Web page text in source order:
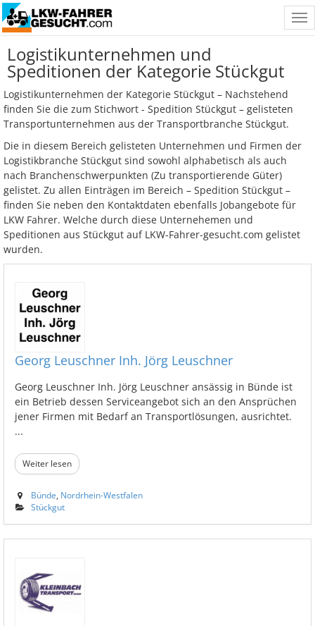
Logistikunternehmen und
Speditionen der Kategorie Stückgut
Logistikunternehmen der Kategorie Stückgut – Nachstehend
finden Sie die zum Stichwort - Spedition Stückgut – gelisteten
Transportunternehmen aus der Transportbranche Stückgut.
Die in diesem Bereich gelisteten Unternehmen und Firmen der
Logistikbranche Stückgut sind sowohl alphabetisch als auch
nach Branchenschwerpunkten (Zu transportierende Güter)
gelistet. Zu allen Einträgen im Bereich – Spedition Stückgut –
finden Sie neben den Kontaktdaten ebenfalls Jobangebote für
LKW Fahrer. Welche durch diese Unternehemen und
Speditionen aus Stückgut auf LKW-Fahrer-gesucht.com gelistet
wurden.
Georg Leuschner Inh. Jörg Leuschner
Georg Leuschner Inh. Jörg Leuschner ansässig in Bünde ist
ein Betrieb dessen Serviceangebot sich an den Ansprüchen
jener Firmen mit Bedarf an Transportlösungen, ausrichtet.
...
Weiter lesen
Bünde, Nordrhein-Westfalen
Stückgut